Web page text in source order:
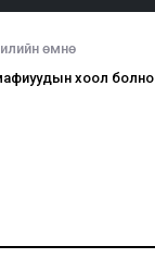
өмнө
хоол болно